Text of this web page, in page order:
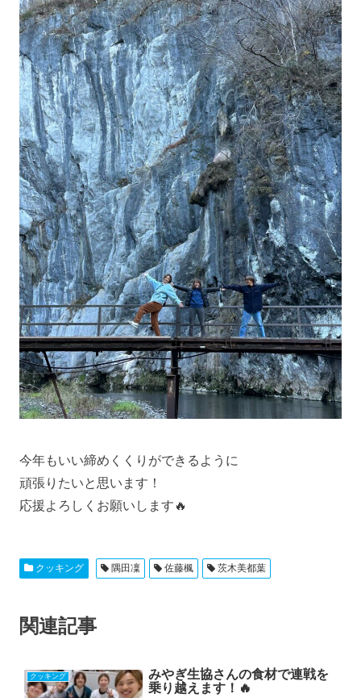
今年もいい締めくくりができるように
頑張りたいと思います！
応援よろしくお願いします🔥
クッキング 隅田凜 佐藤楓 茨木美都葉
関連記事
クッキング
みやぎ生協さんの食材で連戦を
乗り越えます！🔥